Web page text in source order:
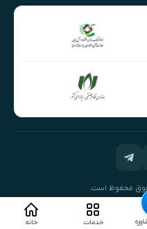
خدمات خانه
محفوظ است.